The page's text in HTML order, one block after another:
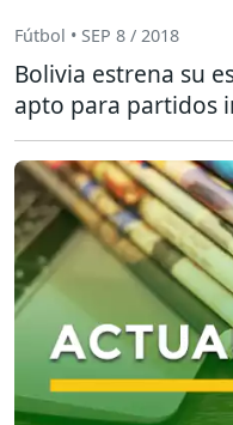
Fútbol • SEP 8 / 2018
Bolivia estrena su
apto para partidos